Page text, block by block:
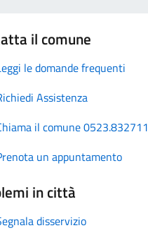
il comune
le domande frequenti
Assistenza
il comune 0523.832711
un appuntamento
in città
disservizio